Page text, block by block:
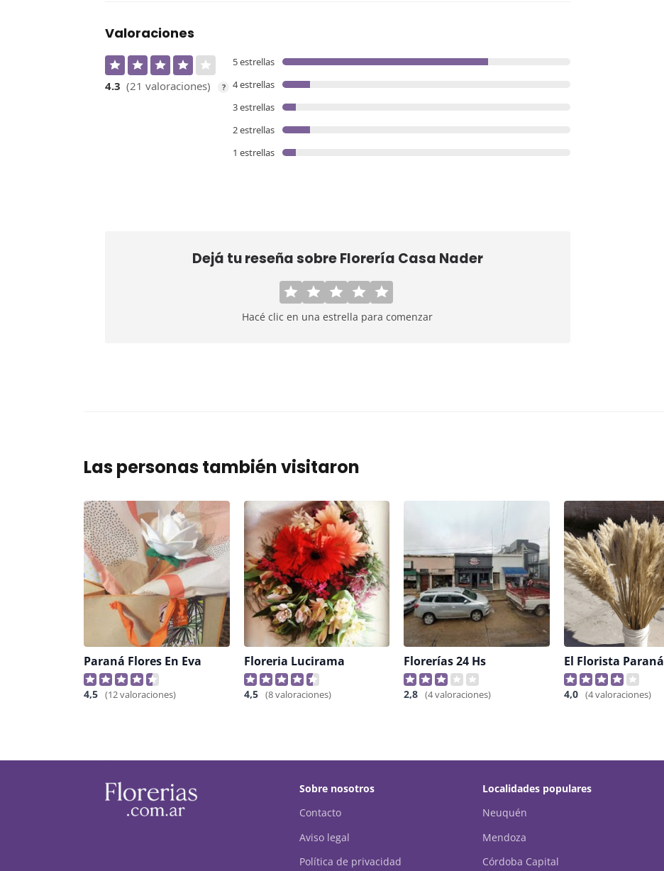
Valoraciones
4.3 (21 valoraciones) ?
5 estrellas
4 estrellas
3 estrellas
2 estrellas
1 estrellas
Dejá tu reseña sobreFlorería Casa Nader
Hacé clic en una estrella para comenzar
Las personas también visitaron
Paraná Flores En Eva
4,5 (12 valoraciones)
Floreria Lucirama
4,5 (8 valoraciones)
Florerías 24 Hs
2,8 (4 valoraciones)
El Florista Paraná
4,0 (4 valoraciones)
Sobre nosotros
Contacto
Aviso legal
Política de privacidad
Localidades populares
Neuquén
Mendoza
Córdoba Capital